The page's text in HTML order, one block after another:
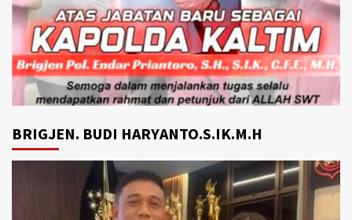
BRIGJEN. BUDI HARYANTO.S.IK.M.H